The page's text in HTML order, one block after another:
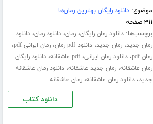
موضوع:دانلود رایگان بهترین رمان‌ها
۳۱۱ صفحه
برچسب‌ها:دانلود رمان رایگان،رمان،دانلود رمان،دانلود
رمان جدید،رمان جدید،دانلود pdf رمان ،رمان ایرانی pdf ،
رمان pdf ،دانلود رمان ایرانی،pdf عاشقانه ،دانلود رایگان
رمان عاشقانه،رمان جدید عاشقانه،دانلود رمان عاشقانه
جدید،دانلود رمان عاشقانه،رمان عاشقانه
دانلود کتاب